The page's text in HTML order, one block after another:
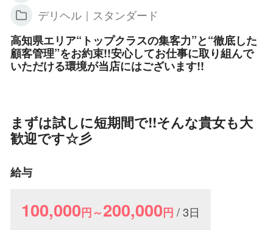
デリヘル｜スタンダード
高知県エリア“トップクラスの集客力”と“徹底した
顧客管理”をお約束!!安心してお仕事に取り組んで
いただける環境が当店にはございます!!
まずは試しに短期間で!!そんな貴女も大
歓迎です☆彡
給与
100,000円～200,000円 / 3日